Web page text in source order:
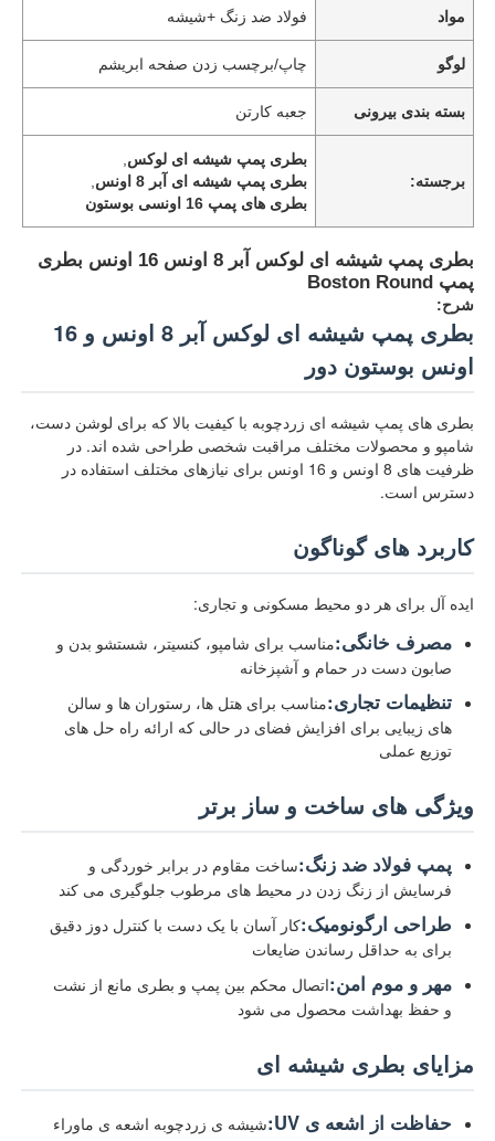
خانه
محصولات
دربارهی ما
مواد فولاد ضد زنگ +شیشه
لوگو چاپ/برچسب زدن صفحه ابریشم
بسته بندی بیرونی جعبه کارتن
برجسته:
بطری پمپ شیشه ای لوکس
بطری پمپ شیشه ای آبر 8 اونس
بطری های پمپ 16 اونسی بوستون
بطری پمپ شیشه ای لوکس آبر 8 اونس 16 اونس بطری
پمپ Boston Round
شرح:
بطری پمپ شیشه ای لوکس آبر 8 اونس و 16
اونس بوستون دور
بطری های پمپ شیشه ای زردچوبه با کیفیت بالا که برای لوشن دست،
شامپو و محصولات مختلف مراقبت شخصی طراحی شده اند. در
ظرفیت های 8 اونس و 16 اونس برای نیازهای مختلف استفاده در
دسترس است.
کاربرد های گوناگون
ایده آل برای هر دو محیط مسکونی و تجاری:
مصرف خانگی:مناسب برای شامپو، کنسیتر، شستشو بدن و
صابون دست در حمام و آشپزخانه
تنظیمات تجاری:مناسب برای هتل ها، رستوران ها و سالن
های زیبایی برای افزایش فضای در حالی که ارائه راه حل های
توزیع عملی
ویژگی های ساخت و ساز برتر
پمپ فولاد ضد زنگ:ساخت مقاوم در برابر خوردگی و
فرسایش از زنگ زدن در محیط های مرطوب جلوگیری می کند
طراحی ارگونومیک:کار آسان با یک دست با کنترل دوز دقیق
برای به حداقل رساندن ضایعات
مهر و موم امن:اتصال محکم بین پمپ و بطری مانع از نشت
و حفظ بهداشت محصول می شود
مزایای بطری شیشه ای
حفاظت از اشعه ی UV:
شیشه ی زردچوبه اشعه ی ماوراء